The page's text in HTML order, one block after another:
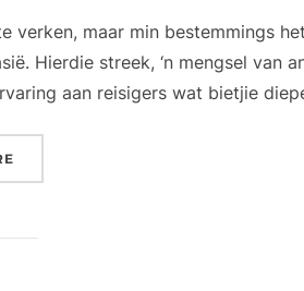
maar min bestemmings
Hierdie streek, ‘n mengsel van
aan reisigers wat bietjie